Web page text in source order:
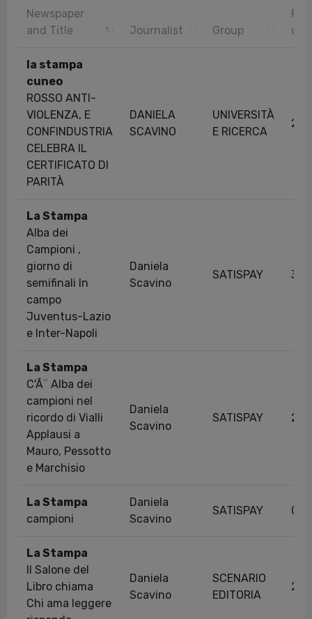
Newspaper
and Title
Journalist Group
la stampa
cuneo
ROSSO ANTI-
VIOLENZA, E
CONFINDUSTRIA
CELEBRA IL
CERTIFICATO DI
PARITÀ
DANIELA
SCAVINO
UNIVERSITÀ
E RICERCA
25/
La Stampa
Alba dei
Campioni ,
giorno di
semifinali In
campo
Juventus-Lazio
e Inter-Napoli
Daniela
Scavino
SATISPAY 30/
La Stampa
C'Ã¨ Alba dei
campioni nel
ricordo di Vialli
Applausi a
Mauro, Pessotto
e Marchisio
Daniela
Scavino
SATISPAY
La Stampa
campioni
Daniela
Scavino
SATISPAY 01/
La Stampa
Il Salone del
Libro chiama
Chi ama leggere
Daniela
Scavino
SCENARIO
EDITORIA
22/